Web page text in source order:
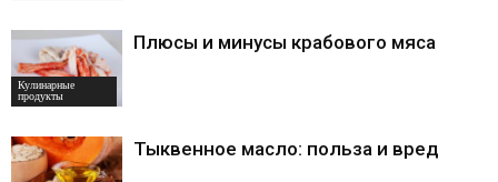
Кулинарные
продукты
Плюсы и минусы крабового мяса
Тыквенное масло: польза и вред